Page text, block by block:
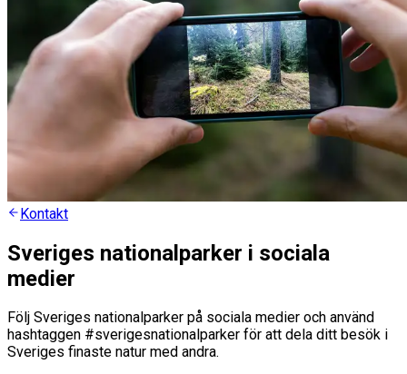
Kontakt
Sveriges nationalparker i sociala
medier
Följ Sveriges nationalparker på sociala medier och använd
hashtaggen #sverigesnationalparker för att dela ditt besök i
Sveriges finaste natur med andra.